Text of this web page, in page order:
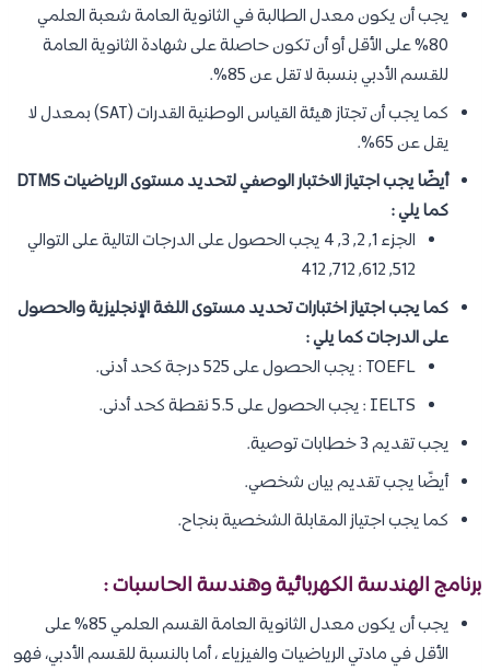
يجب أن يكون معدل الطالبة في الثانوية العامة شعبة العلمي
80% على الأقل أو أن تكون حاصلة على شهادة الثانوية العامة
للقسم الأدبي بنسبة لا تقل عن 85%.
كما يجب أن تجتاز هيئة القياس الوطنية القدرات (SAT) بمعدل لا
يقل عن 65%.
أيضًا يجب اجتياز الاختبار الوصفي لتحديد مستوى الرياضيات DTMS
كما يلي :
الجزء 1, 2, 3, 4 يجب الحصول على الدرجات التالية على التوالي
512, 612, 712, 412
كما يجب اجتياز اختبارات تحديد مستوى اللغة الإنجليزية والحصول
على الدرجات كما يلي :
TOEFL : يجب الحصول على 525 درجة كحد أدنى.
IELTS : يجب الحصول على 5.5 نقطة كحد أدنى.
يجب تقديم 3 خطابات توصية.
أيضًا يجب تقديم بيان شخصي.
كما يجب اجتياز المقابلة الشخصية بنجاح.
برنامج الهندسة الكهربائية وهندسة الحاسبات :
يجب أن يكون معدل الثانوية العامة القسم العلمي 85% على
الأقل في مادتي الرياضيات والفيزياء ، أما بالنسبة للقسم الأدبي، فهو